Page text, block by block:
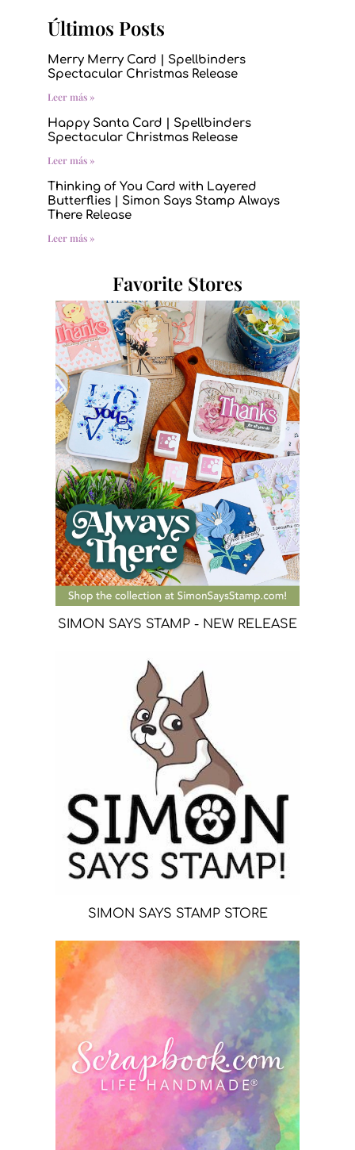
Últimos Posts
Merry Merry Card | Spellbinders
Spectacular Christmas Release
Leer más »
Happy Santa Card | Spellbinders
Spectacular Christmas Release
Leer más »
Thinking of You Card with Layered
Butterflies | Simon Says Stamp Always
There Release
Leer más »
Favorite Stores
SIMON SAYS STAMP - NEW RELEASE
SIMON SAYS STAMP STORE